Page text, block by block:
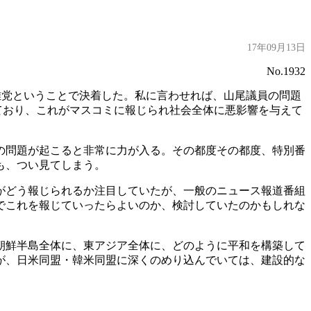
17年09月13日
No.1932
ということで決着した。私に言わせれば、山尾議員の問題
り、これがマスコミに報じられ社会全体に悪影響を与えて
題が起こると非常に力が入る。その都度その都度、特別番
つい見てしまう。
う報じられるか注目していたが、一般のニュース報道番組
れを報じていったらよいのか、検討していたのかもしれな
半島全体に、東アジア全体に、どのように平和を構築して
日米同盟・韓米同盟に深くのめり込んでいては、建設的な